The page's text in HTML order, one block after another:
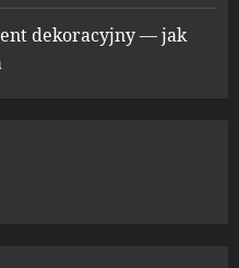
dekoracyjny — jak